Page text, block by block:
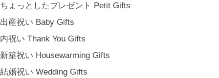
ちょっとしたプレゼント Petit Gifts
出産祝い Baby Gifts
内祝い Thank You Gifts
新築祝い Housewarming Gifts
結婚祝い Wedding Gifts
登録
[ NOTICE ]
プライバシーポリシー
会員規約